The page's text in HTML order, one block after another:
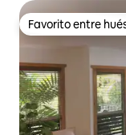
Favorito entre
Favorito entre